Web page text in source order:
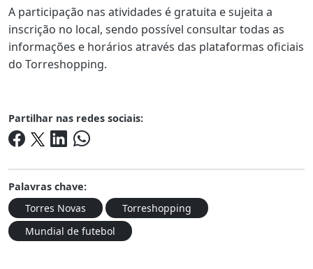
A participação nas atividades é gratuita e sujeita a
inscrição no local, sendo possível consultar todas as
informações e horários através das plataformas oficiais
do Torreshopping.
Partilhar nas redes sociais:
Palavras chave:
Torres Novas
Torreshopping
Mundial de futebol